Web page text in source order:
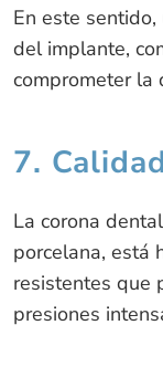
En este
del implante,
comprometer la
7.
La corona
porcelana, está
resistentes que
presiones